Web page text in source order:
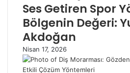
Ses Getiren Spor
Bölgenin Değeri:
Akdoğan
Nisan 17, 2026